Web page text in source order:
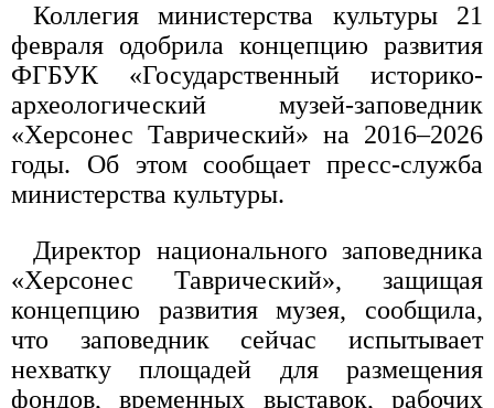
Коллегия министерства культуры 21
февраля одобрила концепцию развития
ФГБУК «Государственный историко-
археологический музей-заповедник
«Херсонес Таврический» на 2016–2026
годы. Об этом сообщает пресс-служба
министерства культуры.
Директор национального заповедника
«Херсонес Таврический», защищая
концепцию развития музея, сообщила,
что заповедник сейчас испытывает
нехватку площадей для размещения
фондов, временных выставок, рабочих